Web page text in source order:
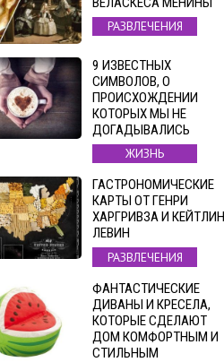
РАЗВЛЕЧЕНИЯ
9 ИЗВЕСТНЫХ
СИМВОЛОВ, О
ПРОИСХОЖДЕНИИ
КОТОРЫХ МЫ НЕ
ДОГАДЫВАЛИСЬ
ЖИЗНЬ
ГАСТРОНОМИЧЕСКИЕ
КАРТЫ ОТ ГЕНРИ
ХАРГРИВЗА И КЕЙТЛИН
ЛЕВИН
РАЗВЛЕЧЕНИЯ
ФАНТАСТИЧЕСКИЕ
ДИВАНЫ И КРЕСЕЛА,
КОТОРЫЕ СДЕЛАЮТ
ДОМ КОМФОРТНЫМ И
СТИЛЬНЫМ